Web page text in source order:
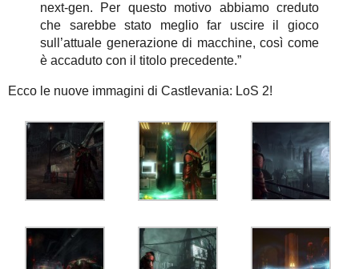
next-gen. Per questo motivo abbiamo creduto
che sarebbe stato meglio far uscire il gioco
sull’attuale generazione di macchine, così come
è accaduto con il titolo precedente.”
Ecco le nuove immagini di Castlevania: LoS 2!